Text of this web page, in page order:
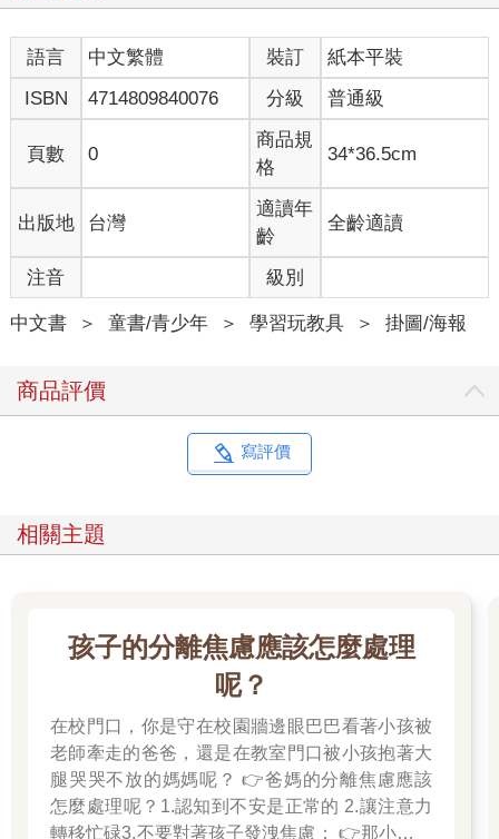
語言 中文繁體 裝訂
紙本平裝
ISBN
4714809840076 分級 普通級
頁數 0
商品規
格
34*36.5cm
出版地 台灣
適讀年
齡
全齡適讀
注音 級別
中文書 ＞ 童書/青少年 ＞ 學習玩教具 ＞ 掛圖/海報
商品評價
寫評價
相關主題
孩子的分離焦慮應該怎麼處理
呢？
在校門口，你是守在校園牆邊眼巴巴看著小孩被
老師牽走的爸爸，還是在教室門口被小孩抱著大
腿哭哭不放的媽媽呢？ 👉爸媽的分離焦慮應該
怎麼處理呢？1.認知到不安是正常的 2.讓注意力
轉移忙碌3.不要對著孩子發洩焦慮； 👉那小朋友